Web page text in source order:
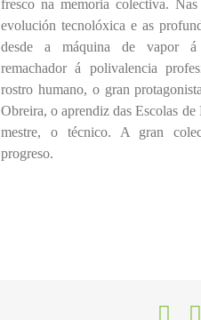
fresco na memoria colectiva. Nas
evolución tecnolóxica e as
desde a máquina de vapor
remachador á polivalencia
rostro humano, o gran
Obreira, o aprendiz das Escolas
mestre, o técnico. A gran
progreso.